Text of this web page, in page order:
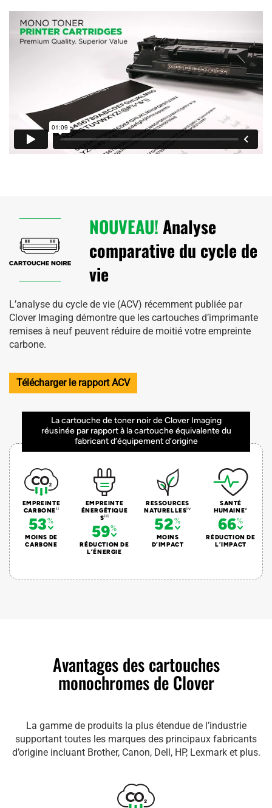
NOUVEAU!Analyse
comparative du cycle de
vie
L’analyse du cycle de vie (ACV) récemment publiée par
Clover Imaging démontre que les cartouches d’imprimante
remises à neuf peuvent réduire de moitié votre empreinte
carbone.
Télécharger le rapport ACV
La cartouche de toner noir de Clover Imaging
réusinée par rapport à la cartouche équivalente du
fabricant d’équipement d’origine
EMPREINTE
CARBONEii
53
MOINS DE
CARBONE
EMPREINTE
ÉNERGÉTIQUE
Siii
59
RÉDUCTION DE
L’ÉNERGIE
RESSOURCES
NATURELLESiv
52
MOINS
D’IMPACT
SANTÉ
HUMAINEv
66
RÉDUCTION DE
L’IMPACT
Avantages des cartouches
monochromes de Clover
La gamme de produits la plus étendue de l’industrie
supportant toutes les marques des principaux fabricants
d’origine incluant Brother, Canon, Dell, HP, Lexmark et plus.